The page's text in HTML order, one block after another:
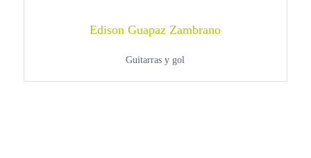
Edison Guapaz Zambrano
Guitarras y gol